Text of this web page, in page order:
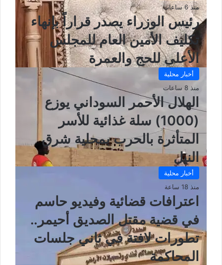
ي
ب
منذ 6 ساعات
رئيس الوزراء يصدر قراراً بإنهاء
تكليف الأمين العام للمجلس
الأعلى للحج والعمرة
أخبار محلية
منذ 8 ساعات
الهلال الأحمر السوداني يوزع
(1000) سلة غذائية للأسر
المتأثرة بالحرب بمحلية شرق
النيل
أخبار محلية
منذ 18 ساعة
اعترافات قضائية وفيديو حاسم
في قضية مقتل الصديق أحيمر..
تطورات لافتة في ثاني جلسات
المحاكمة